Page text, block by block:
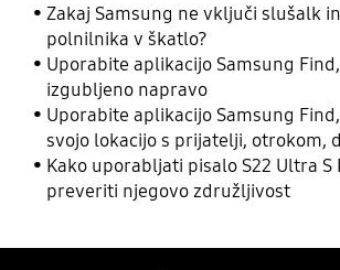
Zakaj Samsung ne vključi slušalk
polnilnika v škatlo?
Uporabite aplikacijo Samsung
izgubljeno napravo
Uporabite aplikacijo Samsung
svojo lokacijo s prijatelji, otrokom,
drugimi stiki
Kako uporabljati pisalo S22 Ultra S
preveriti njegovo združljivost